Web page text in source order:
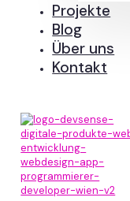
Projekte
Blog
Über uns
Kontakt